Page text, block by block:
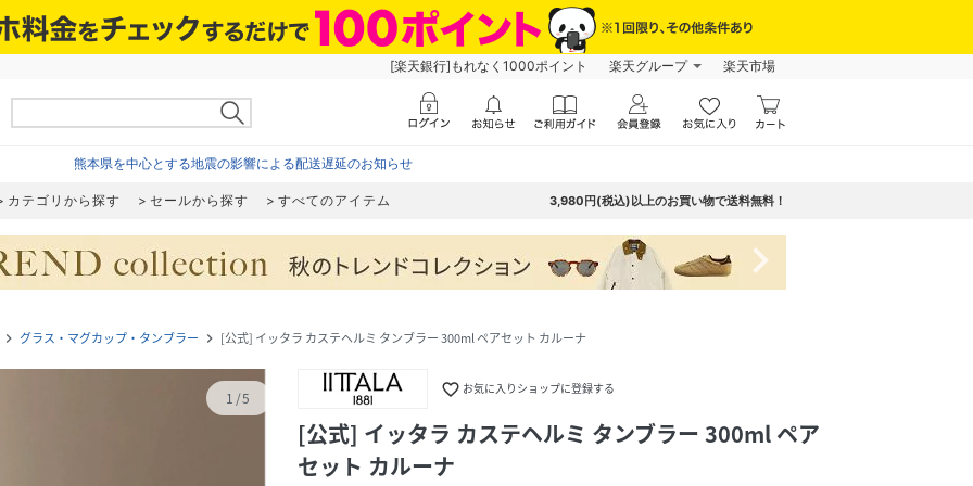
[楽天銀行]もれなく1000ポイント 楽天グループ 楽天市場
熊本県を中心とする地震の影響による配送遅延のお知らせ
カテゴリから探す セールから探す すべてのアイテム 3,980円(税込)以上のお買い物で送料無料！
navigate_next
navigate_next グラス・マグカップ・タンブラー navigate_next [公式] イッタラ カステヘルミ タンブラー 300ml ペアセット カルーナ
1 /5 favorite_border お気に入りショップに登録する
[公式] イッタラ カステヘルミ タンブラー 300ml ペア
セット カルーナ